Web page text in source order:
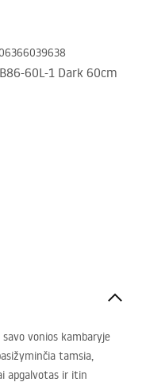
60L-1 Dark 60cm
vonios kambaryje
tamsia,
apgalvotas ir itin